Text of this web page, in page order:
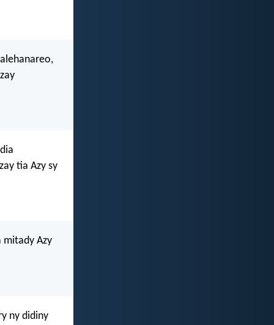
tia Azy sy
mitady Azy
ny didiny